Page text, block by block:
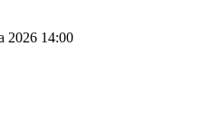
2026 14:00